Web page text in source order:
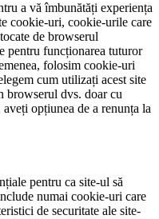
a vă îmbunătăți experiența
cookie-uri, cookie-urile care
de browserul
pentru funcționarea tuturor
folosim cookie-uri
cum utilizați acest site
browserul dvs. doar cu
opțiunea de a renunța la
pentru ca site-ul să
numai cookie-uri care
de securitate ale site-